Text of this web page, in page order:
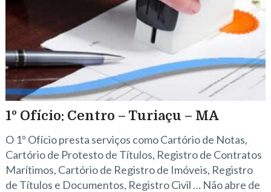
1º Ofício: Centro – Turiaçu – MA
O 1º Ofício presta serviços como Cartório de Notas,
Cartório de Protesto de Títulos, Registro de Contratos
Marítimos, Cartório de Registro de Imóveis, Registro
de Títulos e Documentos, Registro Civil … Não abre de